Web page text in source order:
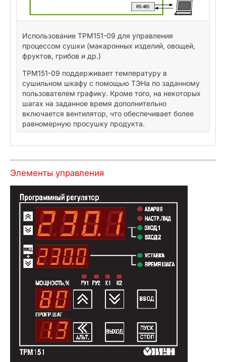
Использование ТРМ151-09 для управления
процессом сушки (макаронных изделий, овощей,
фруктов, грибов и др.)
ТРМ151-09 поддерживает температуру в
сушильном шкафу с помощью ТЭНа по заданному
пользователем графику. Кроме того, на некоторых
шагах на заданное время дополнительно
включается вентилятор, что обеспечивает более
равномерную просушку продукта.
Элементы управления